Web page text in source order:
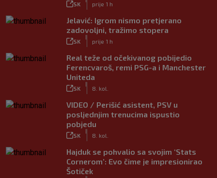
SK prije 1 h
Jelavić: Igrom nismo pretjerano
zadovoljni, tražimo stopera
SK prije 1 h
Real teže od očekivanog pobijedio
Ferencvaroš, remi PSG-a i Manchester
Uniteda
SK 8. kol.
VIDEO / Perišić asistent, PSV u
posljednjim trenucima ispustio
pobjedu
SK 8. kol.
Hajduk se pohvalio sa svojim ‘Stats
Cornerom’: Evo čime je impresionirao
Šotiček